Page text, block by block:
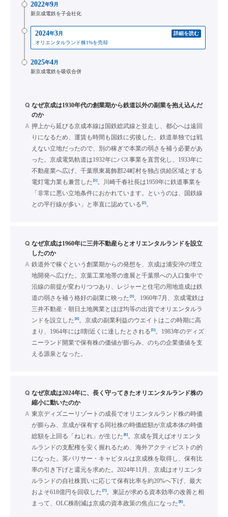
2022年9月
新京成電鉄を子会社化
2024年3月
詳細を読む
オリエンタルランド株1%を売却
2025年4月
新京成電鉄を吸収合併
Q なぜ京成は1930年代の創業期から鉄道以外の副業を抱え込んだ
のか
A 押上から延びる京成本線は国鉄総武線と並走し、都心へは遠回
りになるため、運賃も時間も国鉄に劣後した。鉄道単独では戦
えない立地だったので、別の稼ぎで本業の弱さを補う必要があ
った。京成電気軌道は1932年にバス事業を直営化し、1933年に
不動産業へ広げ、千葉県東葛飾郡24町村を独占供給区域とする
電灯電力業も兼営した [1]。川崎千春社長は1959年に鉄道事業を
「非常に悪い立地条件におかれています。というのは、国鉄線
との平行線が多い」と率直に認めている [2]。
Q なぜ京成は1960年に三井不動産らとオリエンタルランドを設立
したのか
A 鉄道外で稼ぐという創業期からの発想を、京成は浦安沖の埋立
地開発へ広げた。京葉工業地帯の進展と千葉県への人口集中で
沿線の前提が変わりつつあり、レジャーと住宅の用地造成は鉄
道の弱さを補う格好の副業に映った [3]。1960年7月、京成電鉄は
三井不動産・朝日土地興業とほぼ均等の出資でオリエンタルラ
ンドを設立した [4]。京成の副業利益のウエイトはこの時期に高
まり、1964年には8割近くに達したとされる [5]。1983年のディズ
ニーランド開業で保有株の価値が膨らみ、のちの企業価値を支
える源泉となった。
Q なぜ京成は2024年に、長く守ってきたオリエンタルランド株の
縮小に動いたのか
A 東京ディズニーリゾートの成長でオリエンタルランド株の時価
が膨らみ、京成が保有する同社株の時価総額が京成本体の時価
総額を上回る「ねじれ」が生じた [6]。京成を買えばオリエンタ
ルランドの支配権を安く握れるため、海外アクティビストの的
になった。英パリサー・キャピタルは京成株を取得し、保有比
率の引き下げと還元を求めた。2024年11月、京成はオリエンタ
ルランドの自社株買いに応じて保有比率を約20%へ下げ、最大
およそ618億円を回収した [7]。東証が求める資本効率の改善と相
まって、OLC株削減は京成の資本政策の焦点になった [8]。